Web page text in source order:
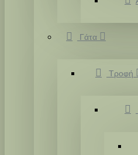
Γάτα
Τροφή